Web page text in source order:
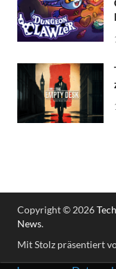
Copyright © 2026
News.
Mit Stolz präsentiert